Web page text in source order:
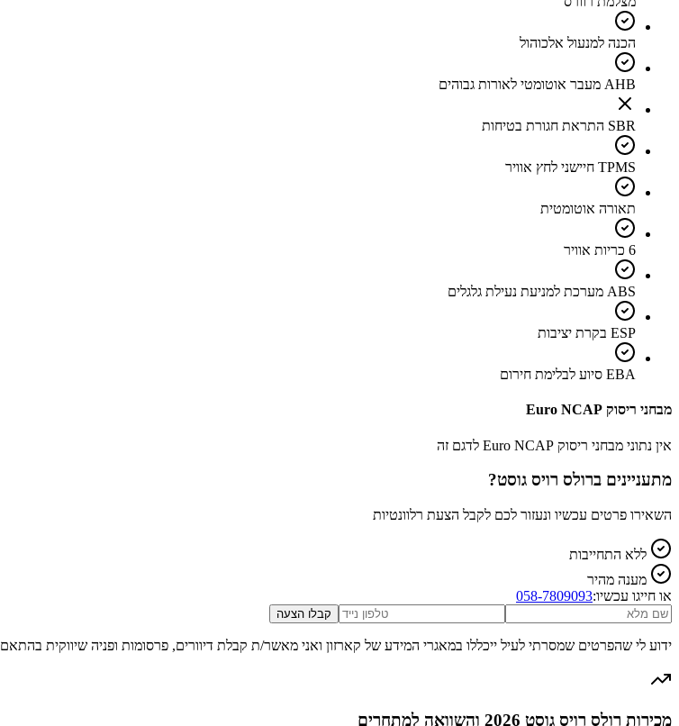
הכנה למנעול אלכוהול
AHB מעבר אוטומטי לאורות גבוהים
SBR התראת חגורת בטיחות
TPMS חיישני לחץ אוויר
תאורה אוטומטית
6 כריות אוויר
ABS מערכת למניעת נעילת גלגלים
ESP בקרת יציבות
EBA סיוע לבלימת חירום
מבחני ריסוק Euro NCAP
אין נתוני מבחני ריסוק Euro NCAP לדגם זה
מתעניינים ברולס רויס גוסט?
השאירו פרטים עכשיו ונעזור לכם לקבל הצעת רלוונטיות
ללא התחייבות
מענה מהיר
או חייגו עכשיו:058-7809093
קבלו הצעה
ידוע לי שהפרטים שמסרתי לעיל ייכללו במאגרי המידע של קארזון ואני מאשר/ת קבלת דיוורים, פרסומות ופניה שיווקית בהתאם
מכירות רולס רויס גוסט 2026 והשוואה למתחרים